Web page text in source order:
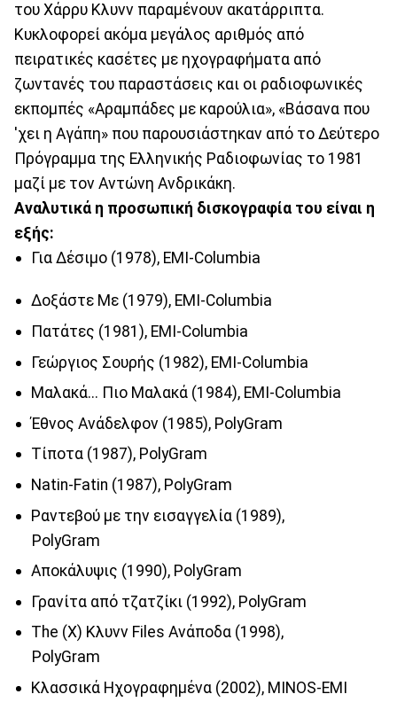
του Xάρρυ Kλυνν παραμένουν ακατάρριπτα.
Κυκλοφορεί ακόμα μεγάλος αριθμός από
πειρατικές κασέτες με ηχογραφήματα από
ζωντανές του παραστάσεις και οι ραδιοφωνικές
εκπομπές «Aραμπάδες με καρούλια», «Βάσανα που
'χει η Αγάπη» που παρουσιάστηκαν από το Δεύτερο
Πρόγραμμα της Eλληνικής Pαδιοφωνίας το 1981
μαζί με τον Aντώνη Aνδρικάκη.
Αναλυτικά η προσωπική δισκογραφία του είναι η
εξής:
Για Δέσιμο (1978), EMI-Columbia
Δοξάστε Με (1979), EMI-Columbia
Πατάτες (1981), EMI-Columbia
Γεώργιος Σουρής (1982), EMI-Columbia
Μαλακά... Πιο Μαλακά (1984), EMI-Columbia
Έθνος Ανάδελφον (1985), PolyGram
Τίποτα (1987), PolyGram
Natin-Fatin (1987), PolyGram
Ραντεβού με την εισαγγελία (1989),
PolyGram
Αποκάλυψις (1990), PolyGram
Γρανίτα από τζατζίκι (1992), PolyGram
The (X) Κλυνν Files Ανάποδα (1998),
PolyGram
Κλασσικά Ηχογραφημένα (2002), MINOS-EMI